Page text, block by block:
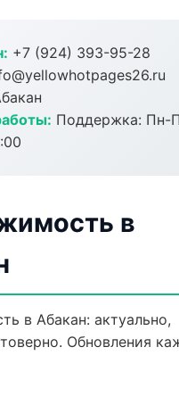
+7 (924) 393-95-28
Поддержка: Пн-
в
в Абакан: актуально,
Обновления